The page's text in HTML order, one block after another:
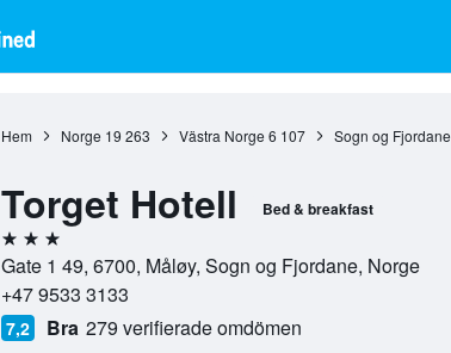
Hem Norge 19 263 Västra Norge 6 107 Sogn og Fjordane
Torget Hotell Bed & breakfast
3 stjärnor
Gate 1 49, 6700, Måløy, Sogn og Fjordane, Norge
+47 9533 3133
7,2 Bra 279 verifierade omdömen